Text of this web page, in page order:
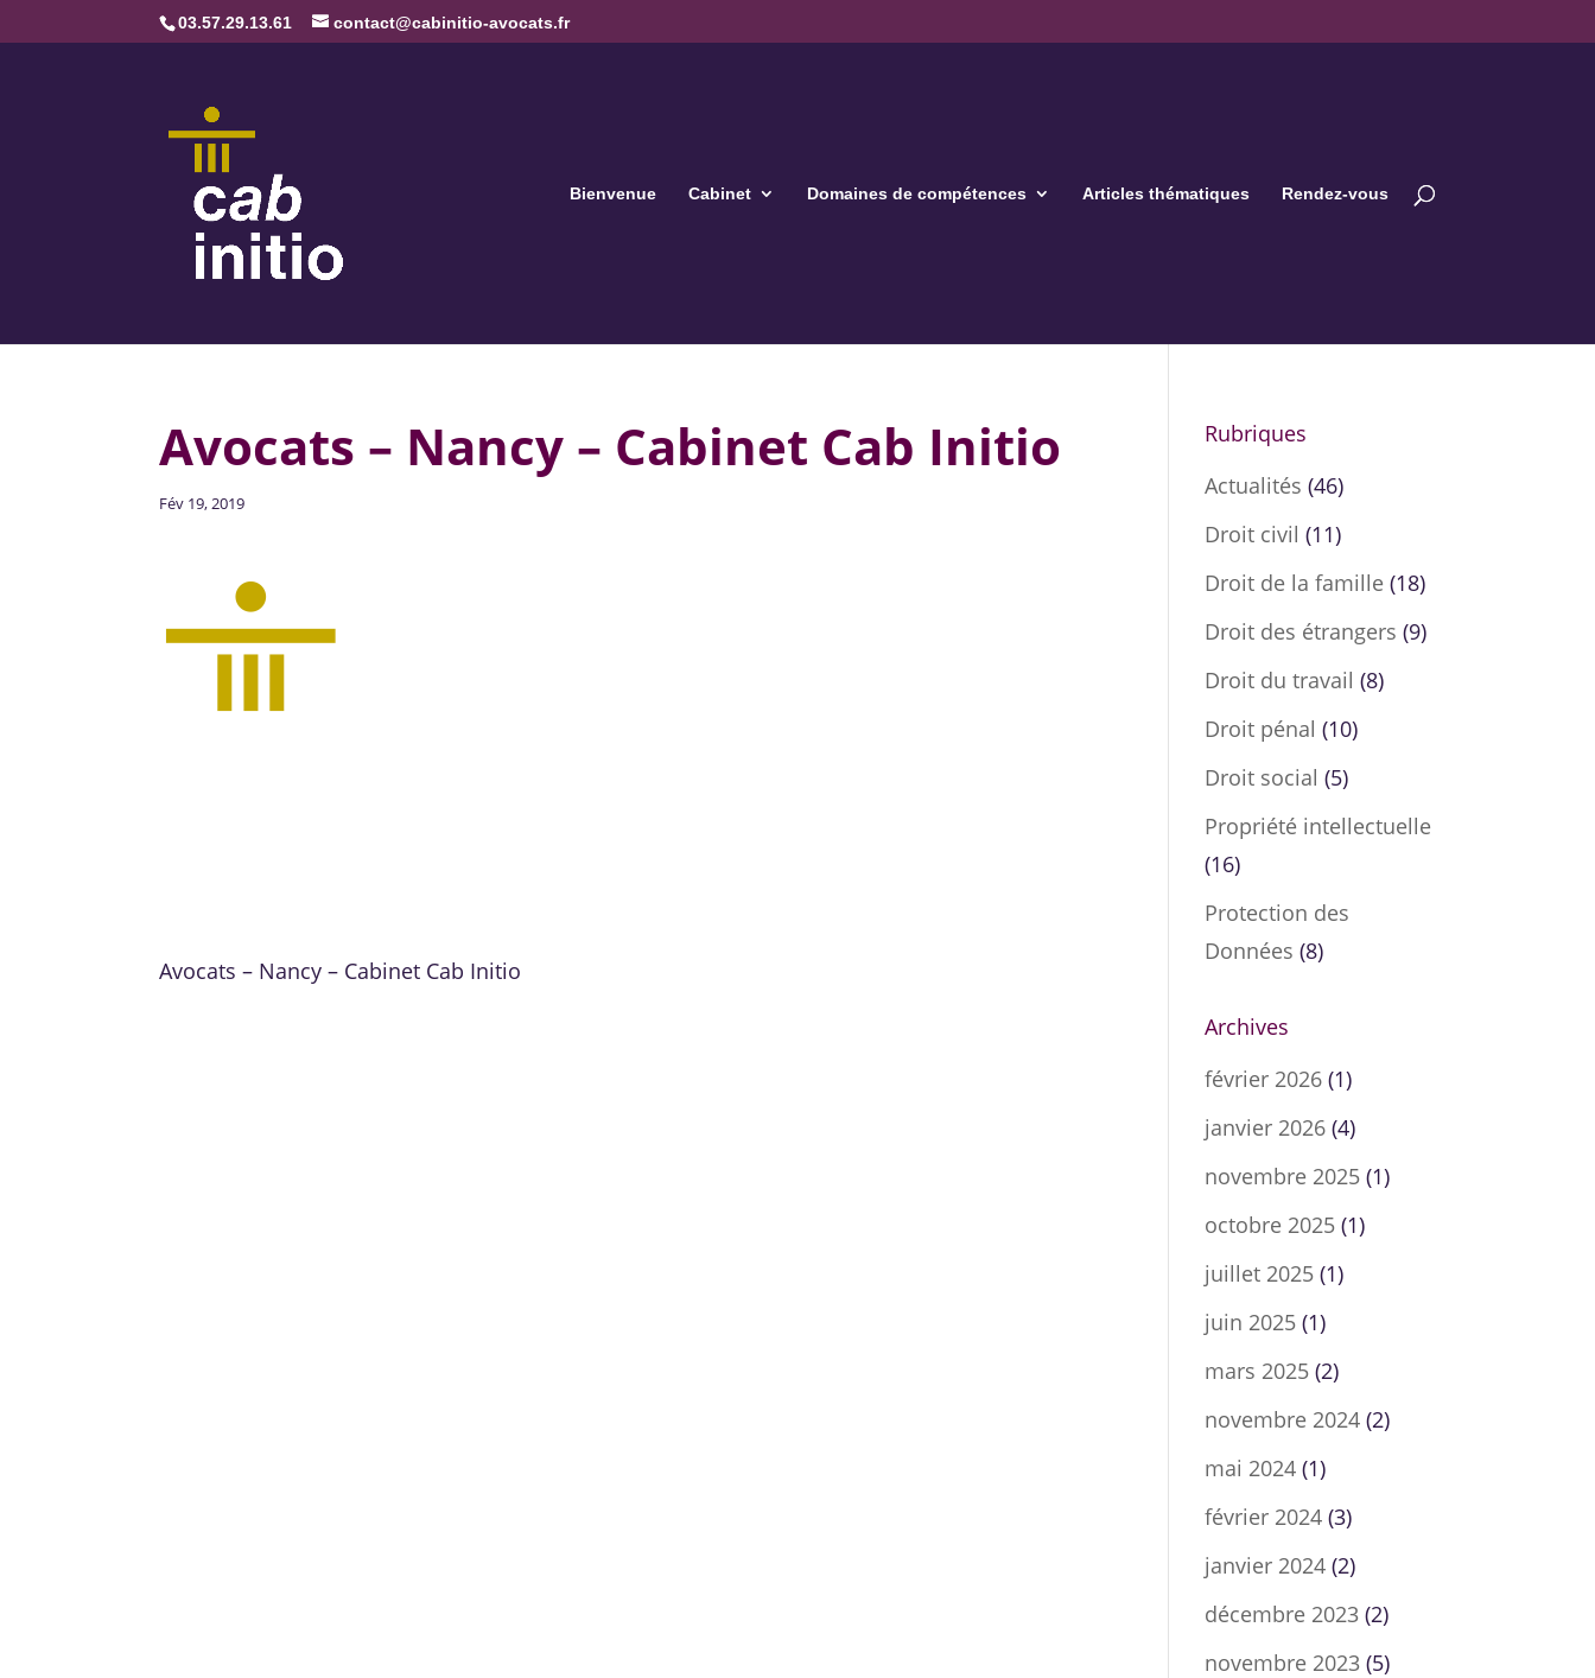
03.57.29.13.61 contact@cabinitio-avocats.fr
Bienvenue Cabinet Domaines de compétences Articles thématiques Rendez-vous
Avocats – Nancy – Cabinet Cab Initio
Fév 19, 2019
Avocats – Nancy – Cabinet Cab Initio
Rubriques
Actualités (46)
Droit civil (11)
Droit de la famille (18)
Droit des étrangers (9)
Droit du travail (8)
Droit pénal (10)
Droit social (5)
Propriété intellectuelle
(16)
Protection des
Données (8)
Archives
février 2026 (1)
janvier 2026 (4)
novembre 2025 (1)
octobre 2025 (1)
juillet 2025 (1)
juin 2025 (1)
mars 2025 (2)
novembre 2024 (2)
mai 2024 (1)
février 2024 (3)
janvier 2024 (2)
décembre 2023 (2)
novembre 2023 (5)